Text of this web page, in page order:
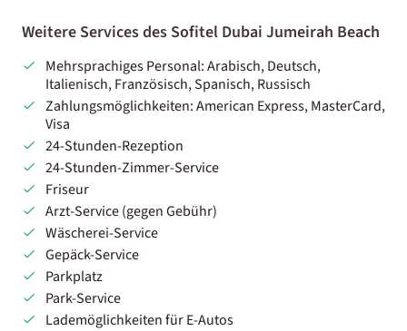
Weitere Services des Sofitel Dubai Jumeirah Beach
Mehrsprachiges Personal: Arabisch, Deutsch,
Italienisch, Französisch, Spanisch, Russisch
Zahlungsmöglichkeiten: American Express, MasterCard,
Visa
24-Stunden-Rezeption
24-Stunden-Zimmer-Service
Friseur
Arzt-Service (gegen Gebühr)
Wäscherei-Service
Gepäck-Service
Parkplatz
Park-Service
Lademöglichkeiten für E-Autos